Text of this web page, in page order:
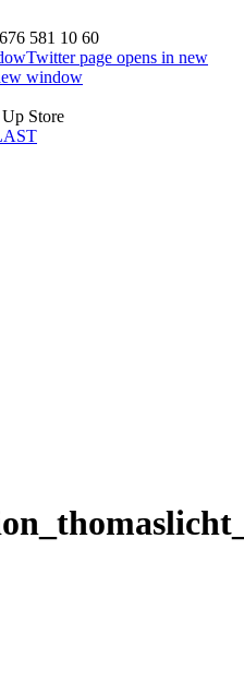
581 10 60
Twitter page opens in new
window
Store